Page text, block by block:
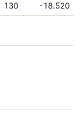
130 -18.520